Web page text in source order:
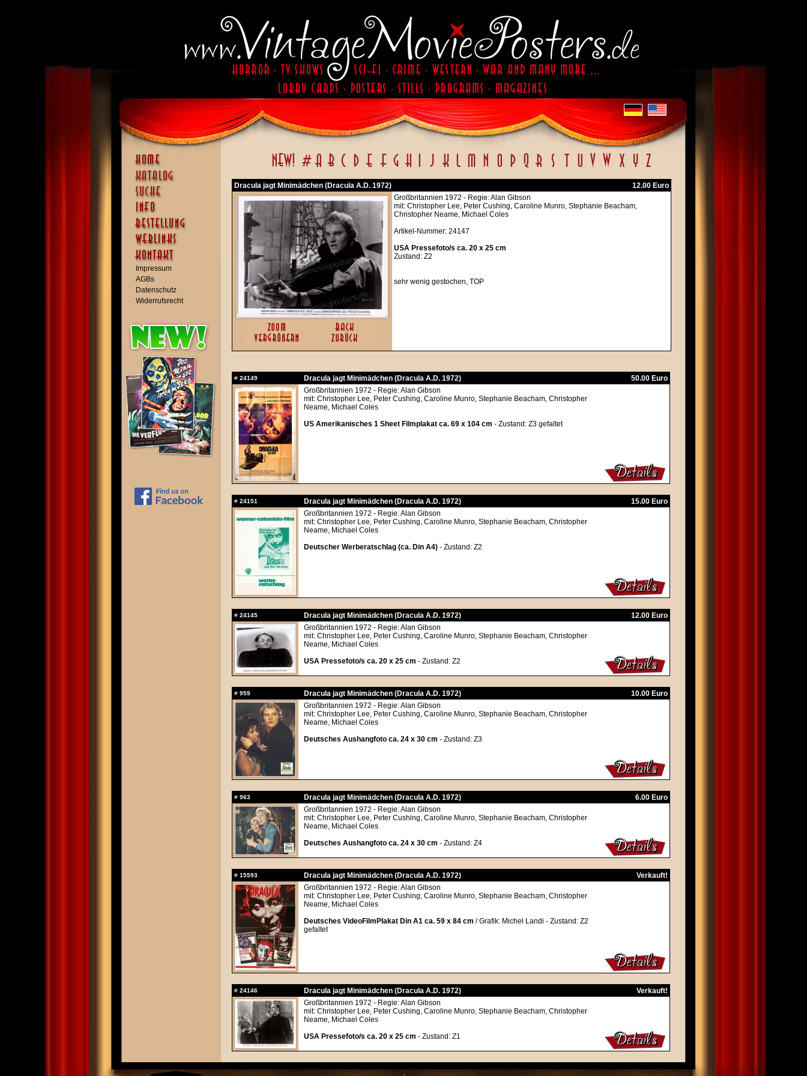
Impressum
AGBs
Datenschutz
Widerrufsrecht
Dracula jagt Minimädchen (Dracula A.D. 1972)
12.00 Euro
Großbritannien 1972 - Regie: Alan Gibson
mit: Christopher Lee, Peter Cushing, Caroline Munro, Stephanie Beacham,
Christopher Neame, Michael Coles
Artikel-Nummer: 24147
USA Pressefoto/s ca. 20 x 25 cm
Zustand: Z2
sehr wenig gestochen, TOP
# 24149 Dracula jagt Minimädchen (Dracula A.D. 1972)
50.00 Euro
Großbritannien 1972 - Regie: Alan Gibson
mit: Christopher Lee, Peter Cushing, Caroline Munro, Stephanie Beacham, Christopher
Neame, Michael Coles
US Amerikanisches 1 Sheet Filmplakat ca. 69 x 104 cm - Zustand: Z3 gefaltet
# 24151 Dracula jagt Minimädchen (Dracula A.D. 1972)
15.00 Euro
Großbritannien 1972 - Regie: Alan Gibson
mit: Christopher Lee, Peter Cushing, Caroline Munro, Stephanie Beacham, Christopher
Neame, Michael Coles
Deutscher Werberatschlag (ca. Din A4) - Zustand: Z2
# 24145 Dracula jagt Minimädchen (Dracula A.D. 1972)
12.00 Euro
Großbritannien 1972 - Regie: Alan Gibson
mit: Christopher Lee, Peter Cushing, Caroline Munro, Stephanie Beacham, Christopher
Neame, Michael Coles
USA Pressefoto/s ca. 20 x 25 cm - Zustand: Z2
# 959 Dracula jagt Minimädchen (Dracula A.D. 1972)
10.00 Euro
Großbritannien 1972 - Regie: Alan Gibson
mit: Christopher Lee, Peter Cushing, Caroline Munro, Stephanie Beacham, Christopher
Neame, Michael Coles
Deutsches Aushangfoto ca. 24 x 30 cm - Zustand: Z3
# 963 Dracula jagt Minimädchen (Dracula A.D. 1972)
6.00 Euro
Großbritannien 1972 - Regie: Alan Gibson
mit: Christopher Lee, Peter Cushing, Caroline Munro, Stephanie Beacham, Christopher
Neame, Michael Coles
Deutsches Aushangfoto ca. 24 x 30 cm - Zustand: Z4
# 15593 Dracula jagt Minimädchen (Dracula A.D. 1972)
Verkauft!
Großbritannien 1972 - Regie: Alan Gibson
mit: Christopher Lee, Peter Cushing, Caroline Munro, Stephanie Beacham, Christopher
Neame, Michael Coles
Deutsches VideoFilmPlakat Din A1 ca. 59 x 84 cm / Grafik: Michel Landi - Zustand: Z2
gefaltet
# 24146 Dracula jagt Minimädchen (Dracula A.D. 1972)
Verkauft!
Großbritannien 1972 - Regie: Alan Gibson
mit: Christopher Lee, Peter Cushing, Caroline Munro, Stephanie Beacham, Christopher
Neame, Michael Coles
USA Pressefoto/s ca. 20 x 25 cm - Zustand: Z1